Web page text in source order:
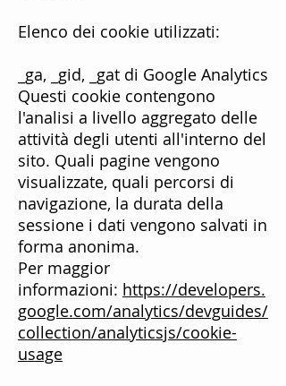
Elenco dei cookie utilizzati:
_ga, _gid, _gat di Google Analytics
Questi cookie contengono
l'analisi a livello aggregato delle
attività degli utenti all'interno del
sito. Quali pagine vengono
visualizzate, quali percorsi di
navigazione, la durata della
sessione i dati vengono salvati in
forma anonima.
Per maggior
informazioni: https://developers.
google.com/analytics/devguides/
collection/analyticsjs/cookie-
usage